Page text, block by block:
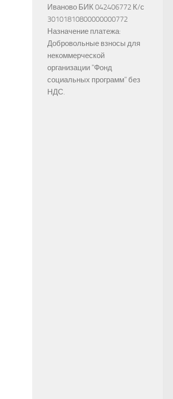
Иваново БИК 042406772 К/с
30101810800000000772
Назначение платежа:
Добровольные взносы для
некоммерческой
организации "Фонд
социальных программ" без
НДС.